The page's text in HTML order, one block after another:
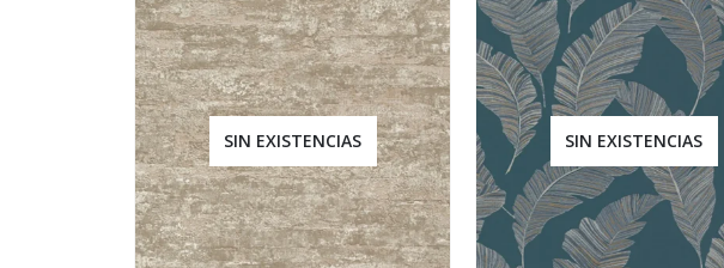
SIN EXISTENCIAS SIN EXISTENCIAS